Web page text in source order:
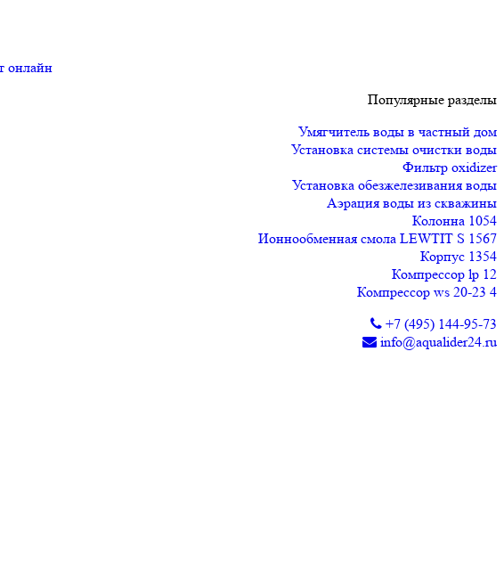
онлайн
Популярные разделы
Умягчитель воды в частный дом
Установка системы очистки воды
Фильтр oxidizer
Установка обезжелезивания воды
Аэрация воды из скважины
Колонна 1054
Ионнообменная смола LEWTIT S 1567
Корпус 1354
Компрессор lp 12
Компрессор ws 20-23 4
+7 (495) 144-95-73
info@aqualider24.ru